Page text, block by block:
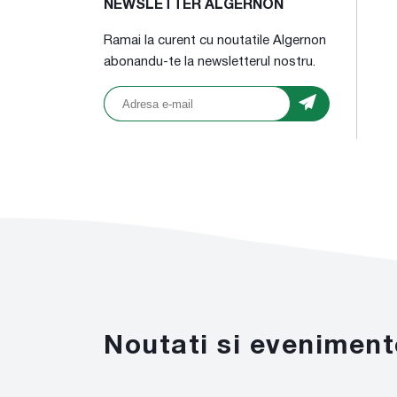
NEWSLETTER ALGERNON
Ramai la curent cu noutatile Algernon
abonandu-te la newsletterul nostru.
Noutati si